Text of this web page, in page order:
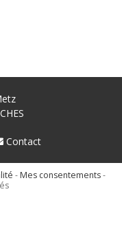
Contact
- Mes consentements-